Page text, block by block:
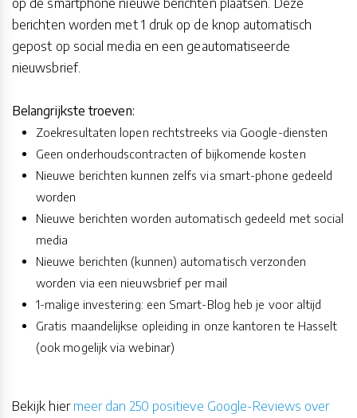
berichten worden met 1 druk op de knop automatisch
gepost op social media en een geautomatiseerde
nieuwsbrief.
Belangrijkste troeven:
Zoekresultaten lopen rechtstreeks via Google-diensten
Geen onderhoudscontracten of bijkomende kosten
Nieuwe berichten kunnen zelfs via smart-phone gedeeld
worden
Nieuwe berichten worden automatisch gedeeld met social
media
Nieuwe berichten (kunnen) automatisch verzonden
worden via een nieuwsbrief per mail
1-malige investering: een Smart-Blog heb je voor altijd
Gratis maandelijkse opleiding in onze kantoren te Hasselt
(ook mogelijk via webinar)
Bekijk hier meer dan 250 positieve Google-Reviews over